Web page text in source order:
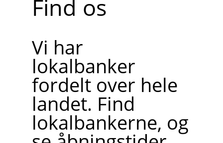
Find os
Vi har
lokalbanker
fordelt over hele
landet. Find
lokalbankerne, og